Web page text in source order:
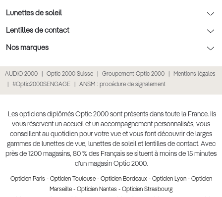
Nos conseils santé visuelle
Tout savoir sur nos verres
L'entretien de votre équipement
La prise de rendez-vous en ligne
Point expert basse vision
Click & collect : Livraison gratuite en magasin
Accessibilité
Politique cookies
Conditions des offres
Politique de confidentialité des données
Retours et remboursements
Lunettes de vue
Lunettes de vue homme
Lunettes de vue femme
Lunettes de vue Ray-Ban
Lunettes de vue Gucci
Lunettes de vue Chloé
Lunettes de vue Burberry
Lunettes de soleil
Lunettes de soleil
Lunettes de soleil homme
Lunettes de soleil enfant
Lunettes de soleil Ray-Ban
Lunettes de soleil Prada
Lunettes de soleil Gucci
Soldes Ete 2025
Lentilles de contact
Lentilles de contact
Lentille de nuit
Lentilles journalières
Produit lentilles
Nos marques
Lunettes Prada
Lunettes Guess
Lunettes Chloé
Lunettes Versace
AUDIO 2000 Optic 2000 Suisse Groupement Optic 2000
Mentions légales
#Optic2000SENGAGE
ANSM : procédure de signalement
Les opticiens diplômés Optic 2000 sont présents dans toute la France. Ils
vous réservent un accueil et un accompagnement personnalisés, vous
conseillent au quotidien pour votre vue et vous font découvrir de larges
gammes de lunettes de vue, lunettes de soleil et lentilles de contact. Avec
près de 1200 magasins, 80 % des Français se situent à moins de 15 minutes
d’un magasin Optic 2000.
Opticien Paris - Opticien Toulouse- Opticien Bordeaux- Opticien Lyon- Opticien
Marseille - Opticien Nantes - Opticien Strasbourg